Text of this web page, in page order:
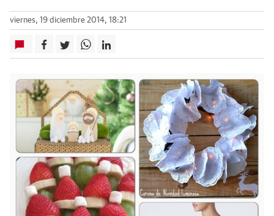
viernes, 19 diciembre 2014, 18:21